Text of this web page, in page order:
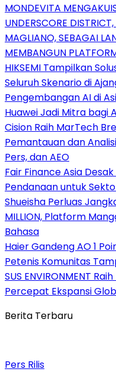
MONDEVITA
UNDERSCORE
MAGLIANO, SEBAGAI
MEMBANGUN
HIKSEMI Tampilkan
Seluruh Skenario di
Pengembangan AI di
Huawei Jadi Mitra bagi
Cision Raih MarTech
Pemantauan dan
Pers, dan AEO
Fair Finance Asia
Pendanaan untuk
Shueisha Perluas
MILLION, Platform
Bahasa
Haier Gandeng AO 1
Petenis Komunitas
SUS ENVIRONMENT
Percepat Ekspansi
Berita Terbaru
Pers Rilis